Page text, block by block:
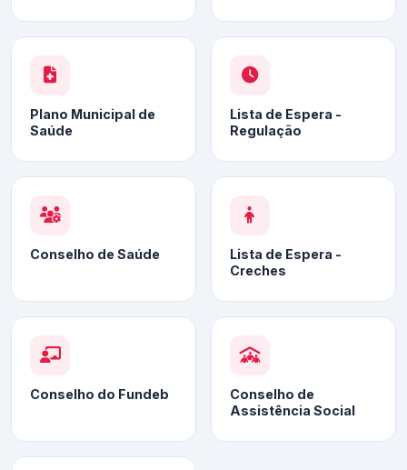
Plano Municipal de
Saúde
Lista de Espera -
Regulação
Conselho de Saúde
Lista de Espera -
Creches
Conselho do Fundeb
Conselho de
Assistência Social